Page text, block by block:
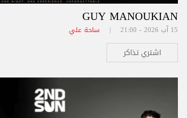
GUY MANOUKIAN
15 آب 2026 - 21:00 | ساحة علي
اشتري تذاكر